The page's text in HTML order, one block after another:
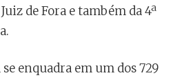
de Fora e também da 4ª
enquadra em um dos 729